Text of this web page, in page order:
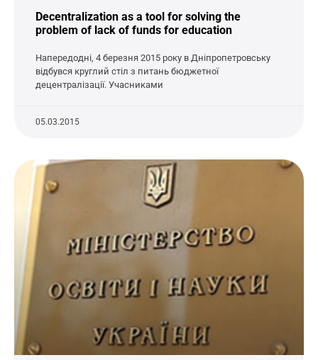
Decentralization as a tool for solving the
problem of lack of funds for education
Напередодні, 4 березня 2015 року в Дніпропетровську
відбувся круглий стіл з питань бюджетної
децентралізації. Учасниками
05.03.2015